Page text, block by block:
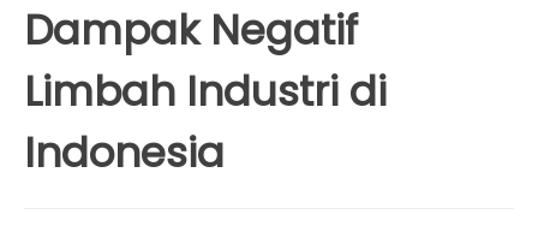
Dampak Negatif
Limbah Industri di
Indonesia